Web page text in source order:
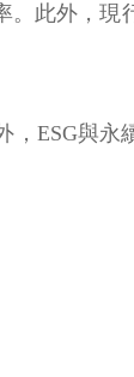
。此外，現
ESG與永